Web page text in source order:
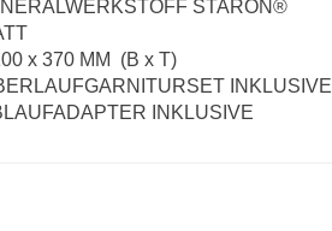
STARON®
MM (B x T)
INKLUSIVE
INKLUSIVE